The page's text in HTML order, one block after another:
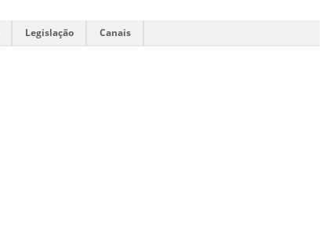
Legislação Canais